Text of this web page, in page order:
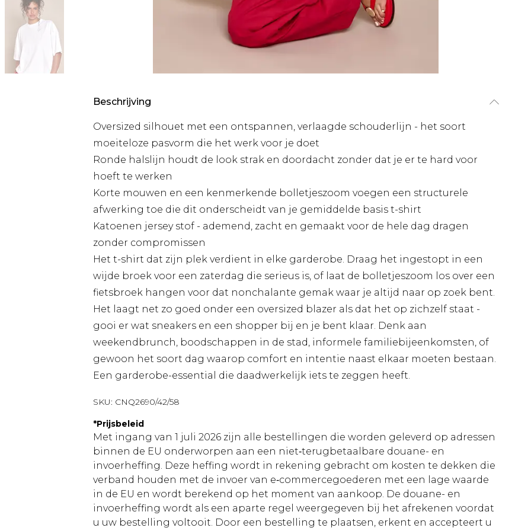
Beschrijving
Oversized silhouet met een ontspannen, verlaagde schouderlijn - het soort
moeiteloze pasvorm die het werk voor je doet
Ronde halslijn houdt de look strak en doordacht zonder dat je er te hard voor
hoeft te werken
Korte mouwen en een kenmerkende bolletjeszoom voegen een structurele
afwerking toe die dit onderscheidt van je gemiddelde basis t-shirt
Katoenen jersey stof - ademend, zacht en gemaakt voor de hele dag dragen
zonder compromissen
Het t-shirt dat zijn plek verdient in elke garderobe. Draag het ingestopt in een
wijde broek voor een zaterdag die serieus is, of laat de bolletjeszoom los over een
fietsbroek hangen voor dat nonchalante gemak waar je altijd naar op zoek bent.
Het laagt net zo goed onder een oversized blazer als dat het op zichzelf staat -
gooi er wat sneakers en een shopper bij en je bent klaar. Denk aan
weekendbrunch, boodschappen in de stad, informele familiebijeenkomsten, of
gewoon het soort dag waarop comfort en intentie naast elkaar moeten bestaan.
Een garderobe-essential die daadwerkelijk iets te zeggen heeft.
SKU: CNQ2690/42/58
*Prijsbeleid
Met ingang van 1 juli 2026 zijn alle bestellingen die worden geleverd op adressen
binnen de EU onderworpen aan een niet‑terugbetaalbare douane- en
invoerheffing. Deze heffing wordt in rekening gebracht om kosten te dekken die
verband houden met de invoer van e‑commercegoederen met een lage waarde
in de EU en wordt berekend op het moment van aankoop. De douane- en
invoerheffing wordt als een aparte regel weergegeven bij het afrekenen voordat
u uw bestelling voltooit. Door een bestelling te plaatsen, erkent en accepteert u